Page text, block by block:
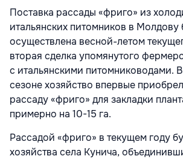
Поставка рассады «фриго» из
итальянских питомников в Молдову
осуществлена весной-летом
вторая сделка упомянутого
с итальянскими питомниководами.
сезоне хозяйство впервые
рассаду «фриго» для закладки
примерно на 10-15 га.
Рассадой «фриго» в текущем году
хозяйства села Кунича,